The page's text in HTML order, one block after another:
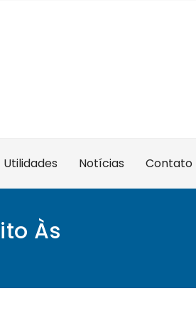
Utilidades Notícias Contato
Às